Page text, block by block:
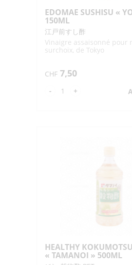
EDOMAE SUSHISU «
150ML
江戸前すし酢
Vinaigre assaisonné pour
surchoix, de Tokyo
CHF 7,50
-
quantité
+
HEALTHY
« TAMANOI » 500ML